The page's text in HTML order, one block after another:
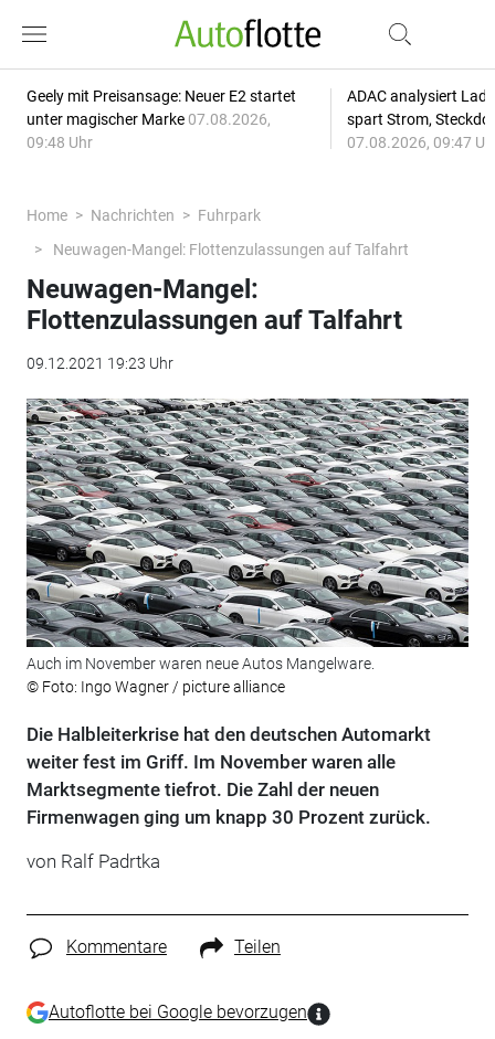
Geely mit Preisansage: Neuer E2 startet
unter magischer Marke 07.08.2026,
09:48 Uhr
ADAC analysiert
spart Strom,
07.08.2026, 09:47
Home Nachrichten
Fuhrpark
Neuwagen-Mangel: Flottenzulassungen auf Talfahrt
Neuwagen-Mangel:
Flottenzulassungen auf Talfahrt
09.12.2021 19:23 Uhr
Auch im November waren neue Autos Mangelware.
© Foto: Ingo Wagner / picture alliance
Die Halbleiterkrise hat den deutschen Automarkt
weiter fest im Griff. Im November waren alle
Marktsegmente tiefrot. Die Zahl der neuen
Firmenwagen ging um knapp 30 Prozent zurück.
von Ralf Padrtka
Kommentare Teilen
Autoflotte bei Google bevorzugen